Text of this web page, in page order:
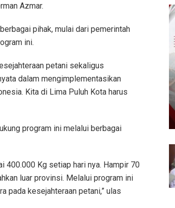
Azmar.
pihak, mulai dari pemerintah
ini.
petani sekaligus
dalam mengimplementasikan
Kita di Lima Puluh Kota harus
program ini melalui berbagai
400.000 Kg setiap hari nya. Hampir 70
luar provinsi. Melalui program ini
pada kesejahteraan petani,” ulas